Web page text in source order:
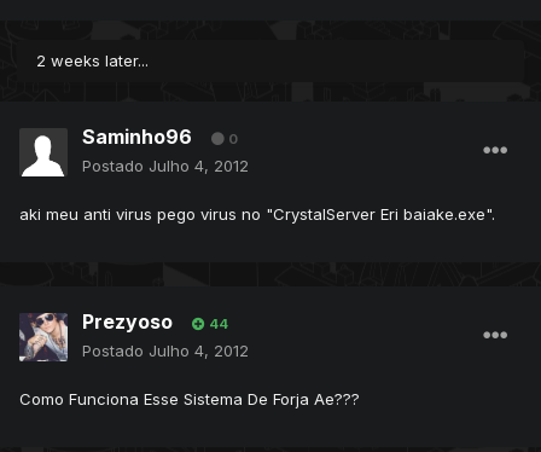
2 weeks later...
Saminho96 0
Postado Julho 4, 2012
aki meu anti virus pego virus no "CrystalServer Eri baiake.exe".
Prezyoso 44
Postado Julho 4, 2012
Como Funciona Esse Sistema De Forja Ae???